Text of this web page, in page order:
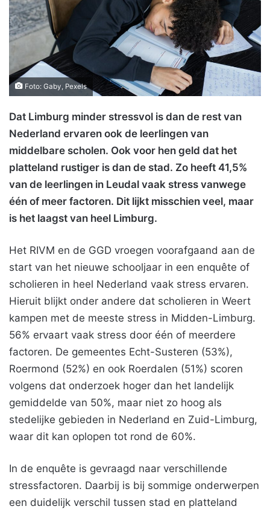
Foto: Gaby, Pexels
Dat Limburg minder stressvol is dan de rest van
Nederland ervaren ook de leerlingen van
middelbare scholen. Ook voor hen geld dat het
platteland rustiger is dan de stad. Zo heeft 41,5%
van de leerlingen in Leudal vaak stress vanwege
één of meer factoren. Dit lijkt misschien veel, maar
is het laagst van heel Limburg.
Het RIVM en de GGD vroegen voorafgaand aan de
start van het nieuwe schooljaar in een enquête of
scholieren in heel Nederland vaak stress ervaren.
Hieruit blijkt onder andere dat scholieren in Weert
kampen met de meeste stress in Midden-Limburg.
56% ervaart vaak stress door één of meerdere
factoren. De gemeentes Echt-Susteren (53%),
Roermond (52%) en ook Roerdalen (51%) scoren
volgens dat onderzoek hoger dan het landelijk
gemiddelde van 50%, maar niet zo hoog als
stedelijke gebieden in Nederland en Zuid-Limburg,
waar dit kan oplopen tot rond de 60%.
In de enquête is gevraagd naar verschillende
stressfactoren. Daarbij is bij sommige onderwerpen
een duidelijk verschil tussen stad en platteland